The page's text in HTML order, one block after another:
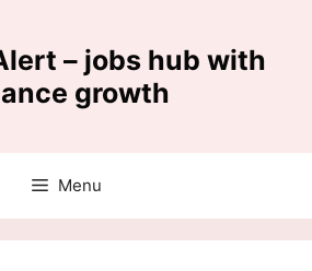
– jobs hub with
growth
Menu